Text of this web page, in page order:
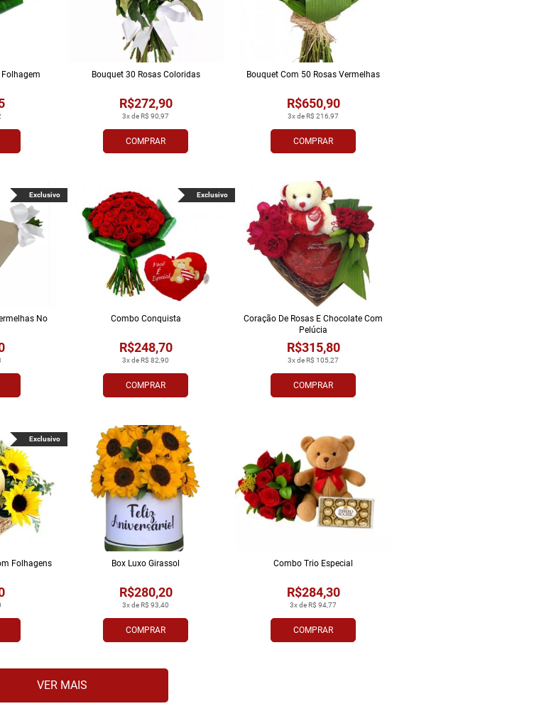
COMPRAR
3x de R$ 90,97
R$272,90
Bouquet 30 Rosas Coloridas
COMPRAR
3x de R$ 216,97
R$650,90
Bouquet Com 50 Rosas Vermelhas
No
Exclusivo
COMPRAR
3x de R$ 82,90
R$248,70
Combo Conquista
Exclusivo
COMPRAR
3x de R$ 105,27
R$315,80
Coração De Rosas E Chocolate Com
Pelúcia
Folhagens
Exclusivo
COMPRAR
3x de R$ 93,40
R$280,20
Box Luxo Girassol
COMPRAR
3x de R$ 94,77
R$284,30
Combo Trio Especial
VER MAIS